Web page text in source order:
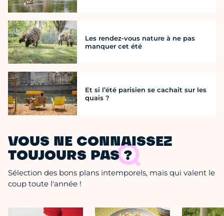
Les rendez-vous nature à ne pas
manquer cet été
Et si l’été parisien se cachait sur les
quais ?
VOUS NE CONNAISSEZ
TOUJOURS PAS ?
Sélection des bons plans intemporels, mais qui valent le
coup toute l'année !